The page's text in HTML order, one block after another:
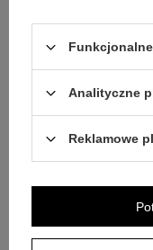
Analityczne
Reklamowe